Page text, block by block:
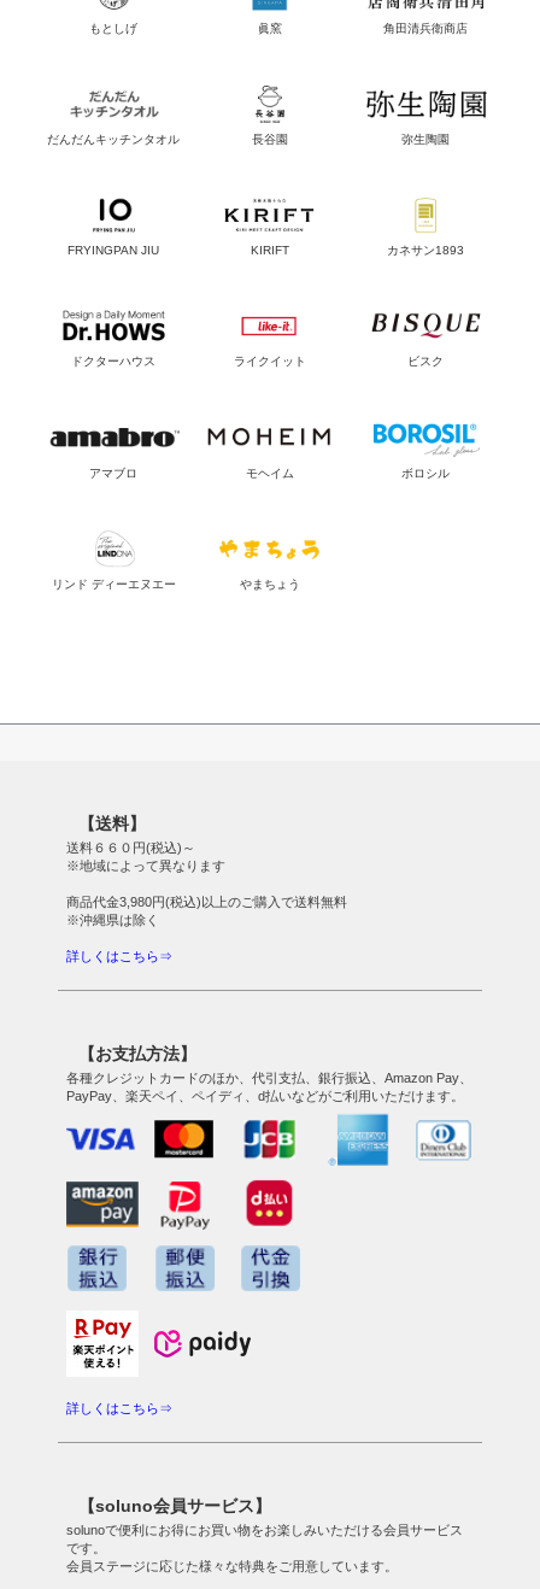
もとしげ 眞窯 角田清兵衛商店
だんだんキッチンタオル 長谷園 弥生陶園
FRYINGPAN JIU KIRIFT カネサン1893
ドクターハウス ライクイット ビスク
アマブロ モヘイム ボロシル
リンド ディーエヌエー やまちょう
【送料】
送料６６０円(税込)～
※地域によって異なります
商品代金3,980円(税込)以上のご購入で送料無料
※沖縄県は除く
詳しくはこちら⇒
【お支払方法】
各種クレジットカードのほか、代引支払、銀行振込、Amazon Pay、
PayPay、楽天ペイ、ペイディ、d払いなどがご利用いただけます。
詳しくはこちら⇒
【soluno会員サービス】
solunoで便利にお得にお買い物をお楽しみいただける会員サービス
です。
会員ステージに応じた様々な特典をご用意しています。